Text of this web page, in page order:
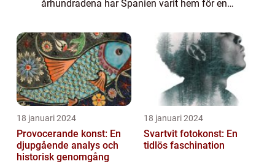
århundradena har Spanien varit hem för en
som har varit framträdande på den
internationella scen...
18 januari 2024
Provocerande konst: En
djupgående analys och
historisk genomgång
18 januari 2024
Svartvit fotokonst: En
tidlös faschination